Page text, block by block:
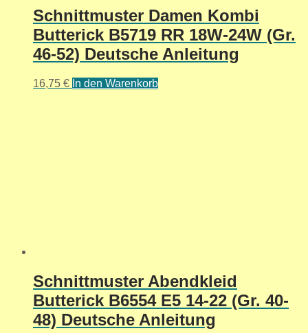
Schnittmuster Damen Kombi
Butterick B5719 RR 18W-24W (Gr.
46-52) Deutsche Anleitung
16,75 € In den Warenkorb
Schnittmuster Abendkleid
Butterick B6554 E5 14-22 (Gr. 40-
48) Deutsche Anleitung